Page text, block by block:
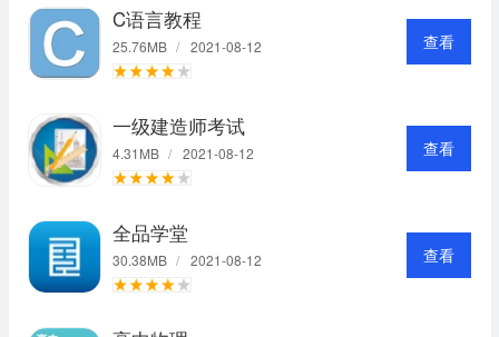
C语言教程
25.76MB / 2021-08-12 查看
一级建造师考试
4.31MB / 2021-08-12 查看
全品学堂
30.38MB / 2021-08-12 查看